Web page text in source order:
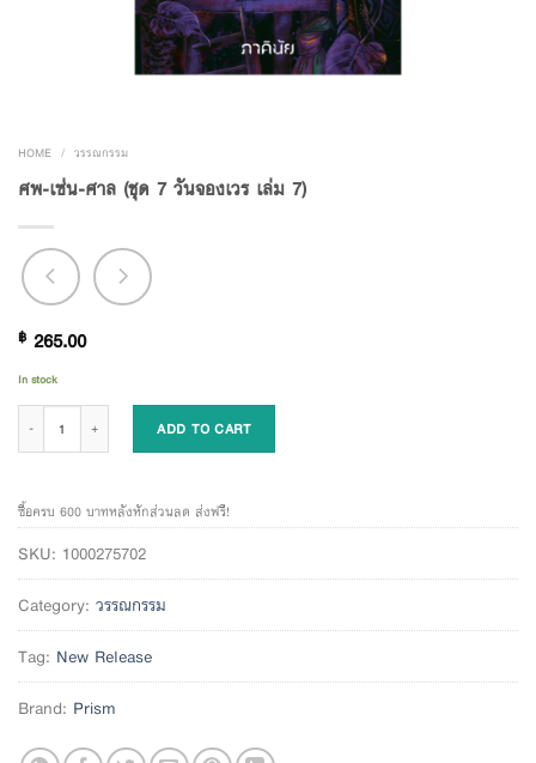
HOME / วรรณกรรม
ศพ-เซ่น-ศาล (ชุด 7 วันจองเวร เล่ม 7)
฿ 265.00
In stock
ADD TO CART
ซื้อครบ 600 บาทหลังหักส่วนลด ส่งฟรี!
SKU: 1000275702
Category: วรรณกรรม
Tag: New Release
Brand: Prism